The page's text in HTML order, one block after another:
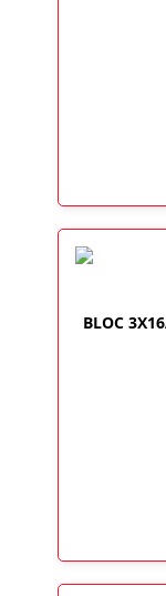
BLOC